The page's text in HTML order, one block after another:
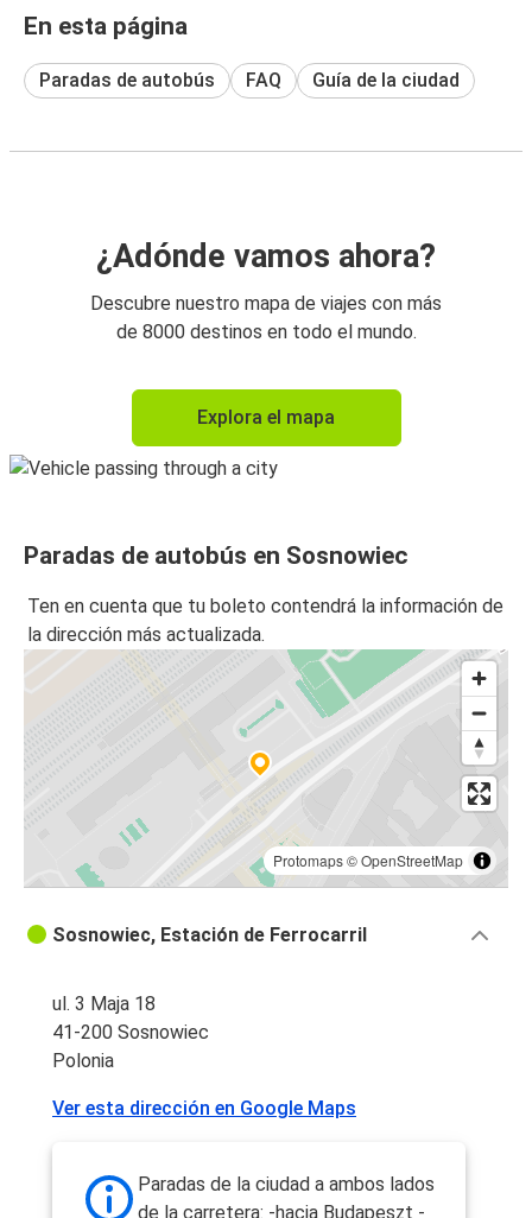
En esta página
Paradas de autobús FAQ Guía de la ciudad
¿Adónde vamos ahora?
Descubre nuestro mapa de viajes con más
de 8000 destinos en todo el mundo.
Explora el mapa
Paradas de autobús en Sosnowiec
Ten en cuenta que tu boleto contendrá la información de
la dirección más actualizada.
Protomaps©OpenStreetMap
Sosnowiec, Estación de Ferrocarril
ul. 3 Maja 18
41-200 Sosnowiec
Polonia
Ver esta dirección en Google Maps
Paradas de la ciudad a ambos lados
de la carretera: -hacia Budapeszt -